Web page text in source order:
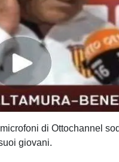
di Ottochannel
giovani.